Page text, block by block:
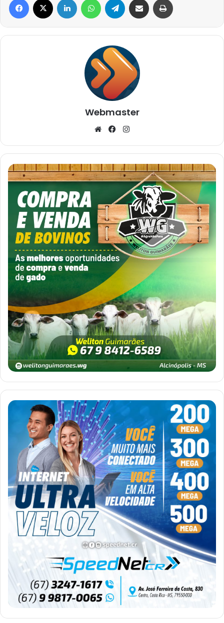
Webmaster
WebsiteFacebook